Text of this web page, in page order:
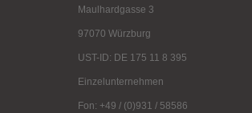
Maulhardgasse 3
97070 Würzburg
UST-ID: DE 175 11 8 395
Einzelunternehmen
Fon: +49 / (0)931 / 58586